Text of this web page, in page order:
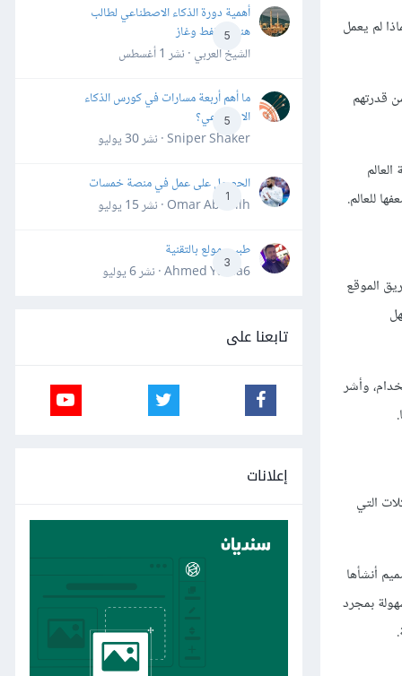
لم يعمل
قدرتهم
للعالم.
الموقع
وأشر
التي
أنشأها
بمجرد
5
أهمية دورة الذكاء الاصطناعي لطالب
هندسة نفط وغاز
الشيخ العربي · نشر 1 أغسطس
5
ما أهم أربعة مسارات في كورس الذكاء
الاصطناعي؟
Sniper Shaker · نشر
30 يوليو
1
الحصول على عمل في منصة خمسات
Omar Abdallh · نشر
15 يوليو
3
طبيب مولع بالتقنية
Ahmed Yahia6 · نشر
6 يوليو
تابعنا على
إعلانات